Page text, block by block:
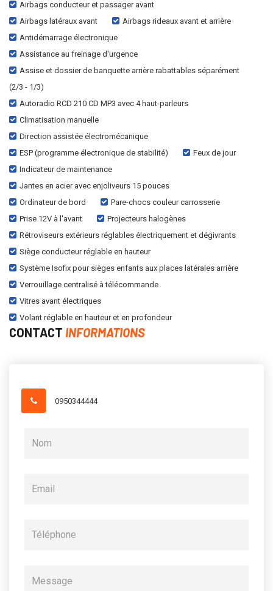
Airbags conducteur et passager avant
Airbags latéraux avant
Airbags rideaux avant et arrière
Antidémarrage électronique
Assistance au freinage d'urgence
Assise et dossier de banquette arrière rabattables séparément
(2/3 - 1/3)
Autoradio RCD 210 CD MP3 avec 4 haut-parleurs
Climatisation manuelle
Direction assistée électromécanique
ESP (programme électronique de stabilité)
Feux de jour
Indicateur de maintenance
Jantes en acier avec enjoliveurs 15 pouces
Ordinateur de bord
Pare-chocs couleur carrosserie
Prise 12V à l'avant
Projecteurs halogènes
Rétroviseurs extérieurs réglables électriquement et dégivrants
Siège conducteur réglable en hauteur
Système Isofix pour sièges enfants aux places latérales arrière
Verrouillage centralisé à télécommande
Vitres avant électriques
Volant réglable en hauteur et en profondeur
CONTACT INFORMATIONS
0950344444